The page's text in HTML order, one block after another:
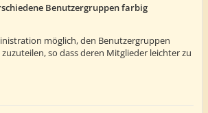
Benutzergruppen farbig
möglich, den Benutzergruppen
so dass deren Mitglieder leichter zu